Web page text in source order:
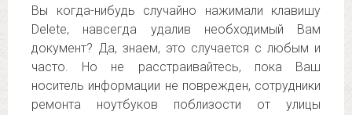
Вы когда-нибудь случайно нажимали клавишу
Delete, навсегда удалив необходимый Вам
документ? Да, знаем, это случается с любым и
часто. Но не расстраивайтесь, пока Ваш
носитель информации не поврежден, сотрудники
ремонта ноутбуков поблизости от улицы